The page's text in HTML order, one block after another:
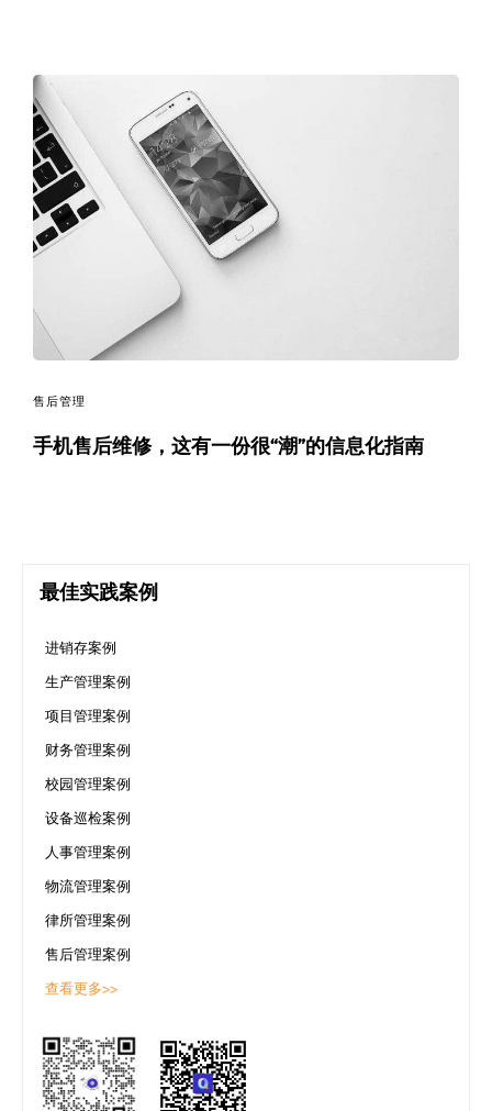
售后管理
手机售后维修，这有一份很“潮”的信息化指南
最佳实践案例
进销存案例
生产管理案例
项目管理案例
财务管理案例
校园管理案例
设备巡检案例
人事管理案例
物流管理案例
律所管理案例
售后管理案例
查看更多>>